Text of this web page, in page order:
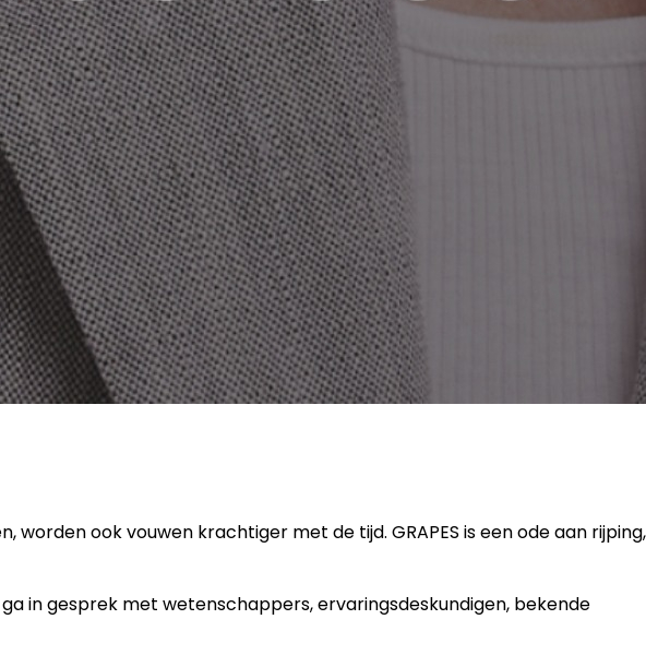
ook vouwen krachtiger met de tijd. GRAPES is een ode aan rijping,
in gesprek met wetenschappers, ervaringsdeskundigen, bekende